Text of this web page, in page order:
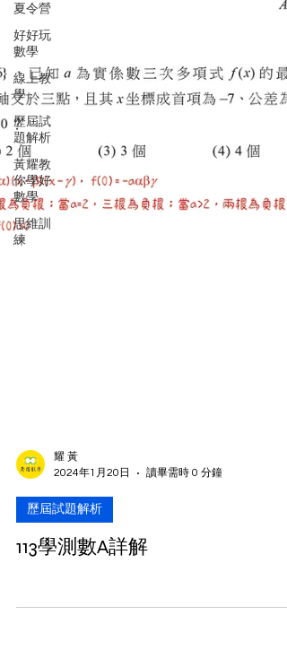
夏令營
好好玩
數學
線上教
學
歷屆試
題解析
黃耀教
你學好
數學
思維訓
練
2024年1月20日
歷屆試題解析